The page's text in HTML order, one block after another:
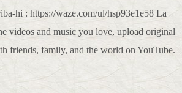
hi : https://waze.com/ul/hsp93e1e58 La
videos and music you love, upload original
friends, family, and the world on YouTube.